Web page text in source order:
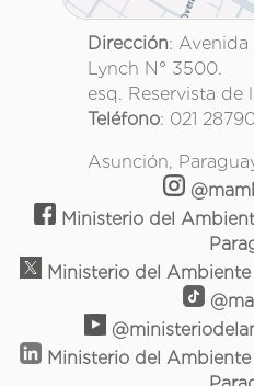
Dirección: Avenida
Lynch N° 3500.
esq. Reservista de
Teléfono: 021
Asunción,
Ministerio del
Ministerio del
Ministerio del